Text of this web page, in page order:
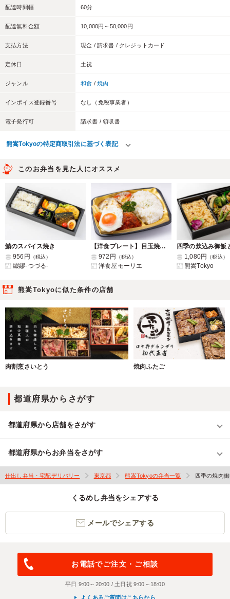
配達時間幅 60分
配達無料金額 10,000円～50,000円
支払方法 現金 / 請求書 / クレジットカード
定休日 土祝
ジャンル 和食 / 焼肉
インボイス登録番号 なし（免税事業者）
電子発行可 請求書 / 領収書
熊嵩Tokyoの特定商取引法に基づく表記
このお弁当を見た人にオススメ
鯖のスパイス焼き
956円
（税込）
綴繆-つづる-
【洋食プレート】目玉焼きハンバーグ～トマトソース～
972円
（税込）
洋食屋モーリエ
1,080円 （税込）
熊嵩Tokyo
熊嵩Tokyoに似た条件の店舗
肉割烹さいとう 焼肉ふたご
都道府県からさがす
都道府県から店舗をさがす
都道府県からお弁当をさがす
仕出し弁当・宅配デリバリー 東京都 熊嵩Tokyoの弁当一覧 四季の焼肉
くるめし弁当をシェアする
メールでシェアする
お電話でご注文・ご相談
平日 9:00～20:00 / 土日祝 9:00～18:00
よくあるご質問はこちらから